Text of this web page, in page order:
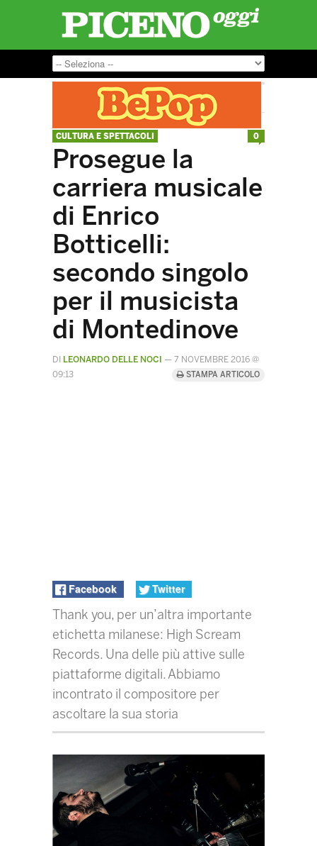
CULTURA E SPETTACOLI
Prosegue la
carriera musicale
di Enrico
Botticelli:
secondo singolo
per il musicista
di Montedinove
DI LEONARDO DELLE NOCI — 7 NOVEMBRE 2016 @
09:13
STAMPA ARTICOLO
Facebook Twitter
Thank you, per un’altra importante
etichetta milanese: High Scream
Records. Una delle più attive sulle
piattaforme digitali. Abbiamo
incontrato il compositore per
ascoltare la sua storia
0